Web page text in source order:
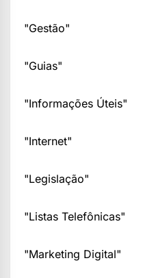
"Gestão"
"Guias"
"Informações Úteis"
"Internet"
"Legislação"
"Listas Telefônicas"
"Marketing Digital"